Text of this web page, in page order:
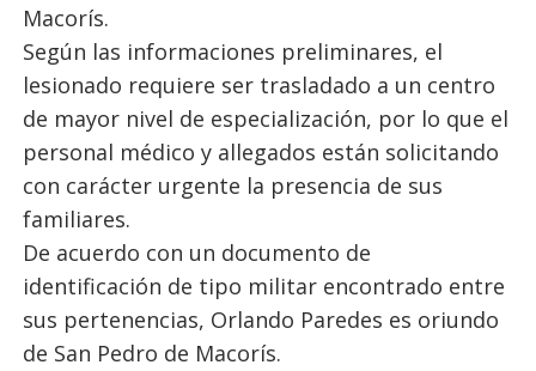
Macorís.
Según las informaciones preliminares, el
lesionado requiere ser trasladado a un centro
de mayor nivel de especialización, por lo que el
personal médico y allegados están solicitando
con carácter urgente la presencia de sus
familiares.
De acuerdo con un documento de
identificación de tipo militar encontrado entre
sus pertenencias, Orlando Paredes es oriundo
de San Pedro de Macorís.